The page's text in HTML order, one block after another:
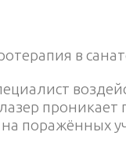
в
поражённых